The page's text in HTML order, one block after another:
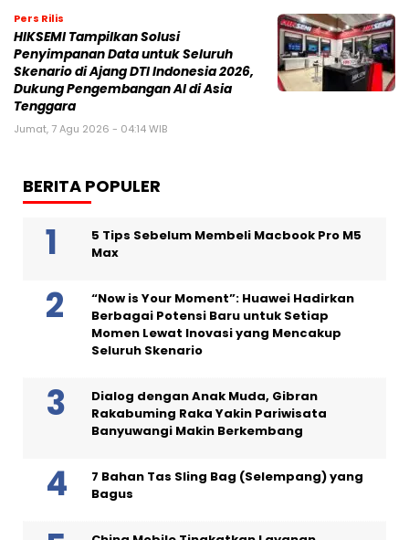
Pers Rilis
HIKSEMI Tampilkan Solusi
Penyimpanan Data untuk Seluruh
Skenario di Ajang DTI Indonesia 2026,
Dukung Pengembangan AI di Asia
Tenggara
Jumat, 7 Agu 2026 - 04:14 WIB
BERITA POPULER
5 Tips Sebelum Membeli Macbook Pro M5
Max
“Now is Your Moment”: Huawei Hadirkan
Berbagai Potensi Baru untuk Setiap
Momen Lewat Inovasi yang Mencakup
Seluruh Skenario
Dialog dengan Anak Muda, Gibran
Rakabuming Raka Yakin Pariwisata
Banyuwangi Makin Berkembang
7 Bahan Tas Sling Bag (Selempang) yang
Bagus